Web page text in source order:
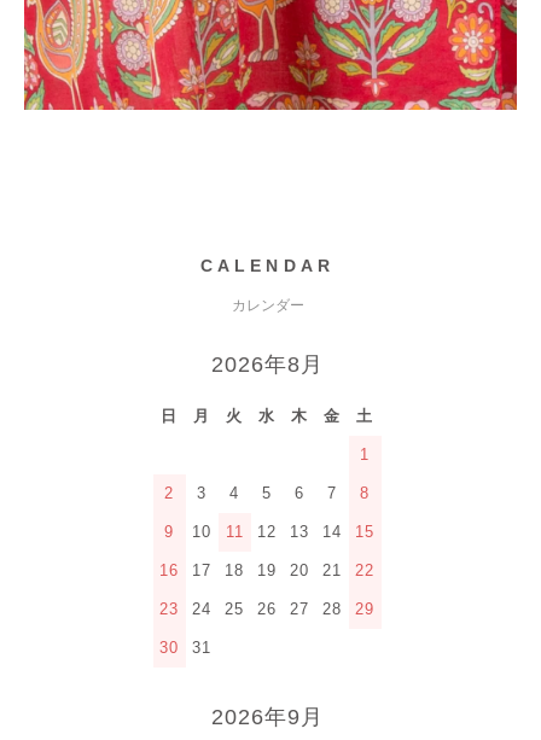
CALENDAR
カレンダー
2026年8月
日 月 火 水 木 金 土
1
2 3 4 5 6 7 8
9 10 11 12 13 14 15
16 17 18 19 20 21 22
23 24 25 26 27 28 29
30 31
2026年9月